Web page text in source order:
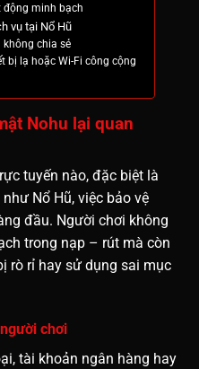
động minh bạch
vụ tại Nổ Hũ
chia sẻ
bị lạ hoặc Wi-Fi công cộng
Nohu lại quan
tuyến nào, đặc biệt là
Nổ Hũ, việc bảo vệ
đầu. Người chơi không
trong nạp – rút mà còn
rò rỉ hay sử dụng sai mục
chơi
tài khoản ngân hàng hay